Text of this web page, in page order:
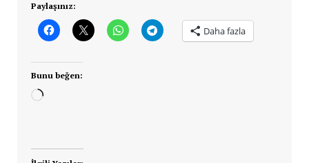
Paylaşınız:
Daha fazla
Bunu beğen:
Yükleniyor...